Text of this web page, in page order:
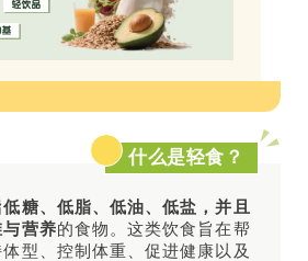
什么是轻食？
低糖、低脂、低油、低盐，并且
营养的食物。这类饮食旨在帮
型、控制体重、促进健康以及